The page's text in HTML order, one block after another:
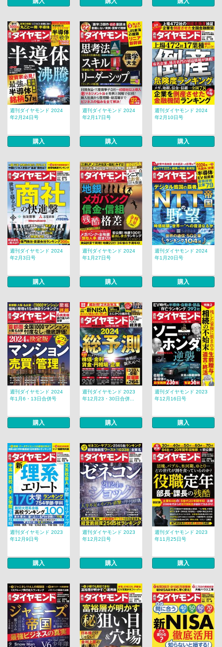
週刊ダイヤモンド 2024
年2月24日号
購入
週刊ダイヤモンド 2024
年2月17日号
購入
週刊ダイヤモンド 2024
年2月10日号
購入
週刊ダイヤモンド 2024
年2月3日号
購入
週刊ダイヤモンド 2024
年1月27日号
購入
週刊ダイヤモンド 2024
年1月20日号
購入
週刊ダイヤモンド 2024
年1月6・13日合併号
購入
週刊ダイヤモンド 2023
年12月23・30日合併...
購入
週刊ダイヤモンド 2023
年12月16日号
購入
週刊ダイヤモンド 2023
年12月9日号
購入
週刊ダイヤモンド 2023
年12月2日号
購入
週刊ダイヤモンド 2023
年11月25日号
購入